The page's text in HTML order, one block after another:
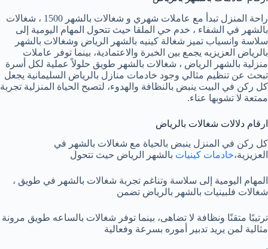
راحة المنزل تبدأ مع عاملات شهري و شغالات بالشهر 1500 ، شغالات
بالشهر في الشفاء ، خدم حي الملقا حيث تتحول المهام اليومية إلى
سلاسة وانسياب تميز شغالة كينيه بالشهر الرياض وشغالات بالشهر
بالرياض العزيزيه يجمع بين الخبرة والاعتمادية، بينما توفر عاملات
منزلية بالشهر الرياض ، شغالات بالشهر طويق حلولاً عملية لكل أسرة
تبحث عن تنظيم مثالي وجود خادمات منازل بالرياض السليمانية يجعل
كل ركن في البيت ينبض بالنظافة والهدوء، لتصبح الحياة المنزلية تجربة
ممتعة لا تشوبها عناء.
ارقام دلالات شغالات بالرياض
كل ركن في المنزل ينبض بالحياة مع شغالات بالشهر في
العزيزية،خادمات كينيات بالشهر الرياض حيث تتحول
المهام اليومية إلى سلاسة وتناغم تجربة شغالات بالشهر في طويق ،
شغالات فلبينيات بالشهر بالرياض تضمن
ترتيبًا متقنًا ونظافة لا تضاهى، بينما توفر شغالات بالساعه طويق مرونة
مثالية لمن يريد تدبير أموره بسرعة وفعالية